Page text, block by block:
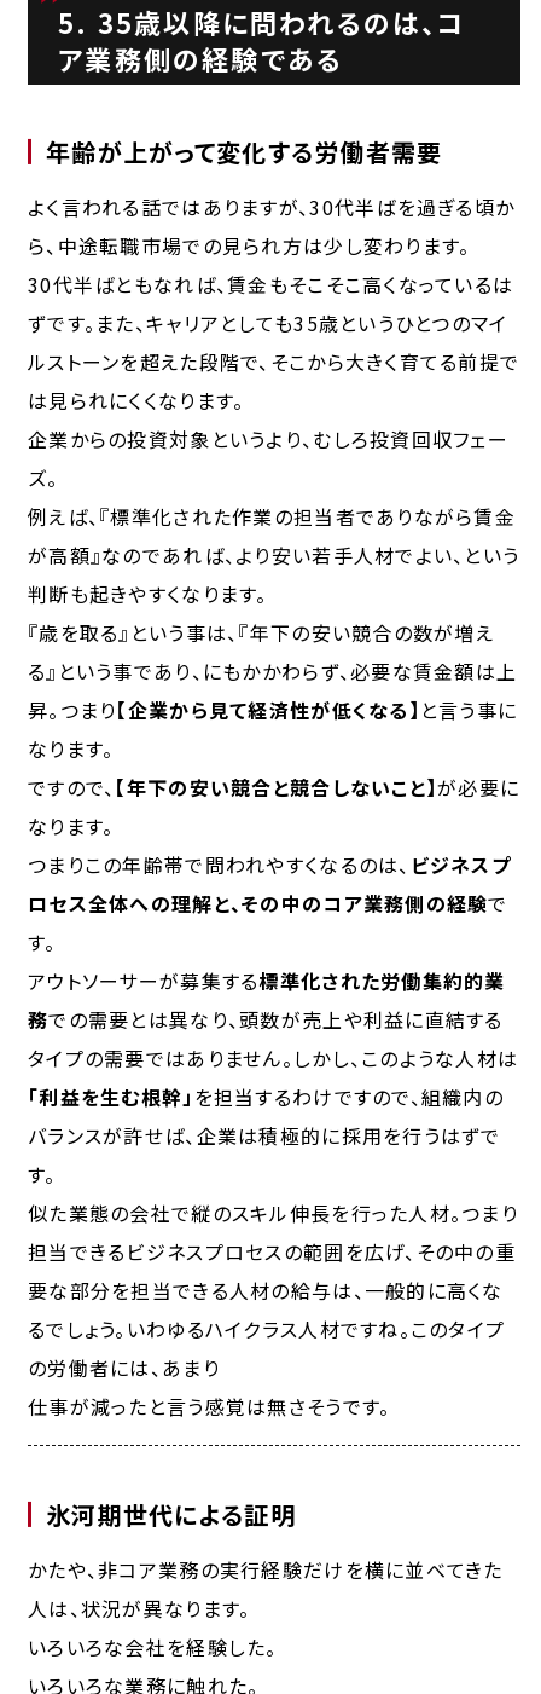
5. 35歳以降に問われるのは、コ
ア業務側の経験である
年齢が上がって変化する労働者需要
よく言われる話ではありますが、30代半ばを過ぎる頃か
ら、中途転職市場での見られ方は少し変わります。
30代半ばともなれば、賃金もそこそこ高くなっているは
ずです。また、キャリアとしても35歳というひとつのマイ
ルストーンを超えた段階で、そこから大きく育てる前提で
は見られにくくなります。
企業からの投資対象というより、むしろ投資回収フェー
ズ。
例えば、『標準化された作業の担当者でありながら賃金
が高額』なのであれば、より安い若手人材でよい、という
判断も起きやすくなります。
『歳を取る』という事は、『年下の安い競合の数が増え
る』という事であり、にもかかわらず、必要な賃金額は上
昇。つまり【企業から見て経済性が低くなる】 と言う事に
なります。
ですので、 【年下の安い競合と競合しないこと】が必要に
なります。
つまりこの年齢帯で問われやすくなるのは、 ビジネスプ
ロセス全体への理解と、その中のコア業務側の経験で
す。
アウトソーサーが募集する標準化された労働集約的業
務での需要とは異なり、頭数が売上や利益に直結する
タイプの需要ではありません。しかし、このような人材は
「利益を生む根幹」 を担当するわけですので、組織内の
バランスが許せば、企業は積極的に採用を行うはずで
す。
似た業態の会社で縦のスキル伸長を行った人材。つまり
担当できるビジネスプロセスの範囲を広げ、その中の重
要な部分を担当できる人材の給与は、一般的に高くな
るでしょう。いわゆるハイクラス人材ですね。このタイプ
の労働者には、あまり
仕事が減ったと言う感覚は無さそうです。
氷河期世代による証明
かたや、非コア業務の実行経験だけを横に並べてきた
人は、状況が異なります。
いろいろな会社を経験した。
いろいろな業務に触れた。